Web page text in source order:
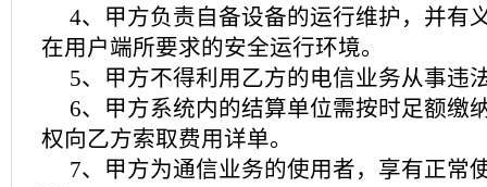
4、甲方负责自备设备的运行维护，并有
在用户端所要求的安全运行环境。
5、甲方不得利用乙方的电信业务从事违
6、甲方系统内的结算单位需按时足额缴
权向乙方索取费用详单。
7、甲方为通信业务的使用者，享有正常